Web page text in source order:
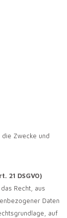
Zwecke und
21 DSGVO)
Recht, aus
Daten
auf